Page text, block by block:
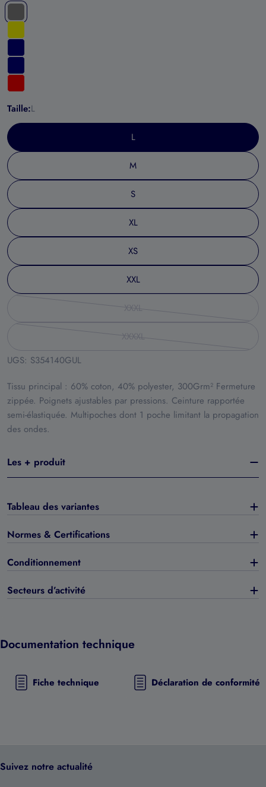
Taille:L
L
M
S
XL
XS
XXL
stock
UGS: S354140GUL
Tissu principal : 60% coton, 40% polyester, 300Grm² Fermeture
zippée. Poignets ajustables par pressions. Ceinture rapportée
semi-élastiquée. Multipoches dont 1 poche limitant la propagation
des ondes.
Les + produit
Tableau des variantes
Normes & Certifications
Conditionnement
Secteurs d’activité
Documentation technique
Fiche technique Déclaration de conformité
Suivez notre actualité